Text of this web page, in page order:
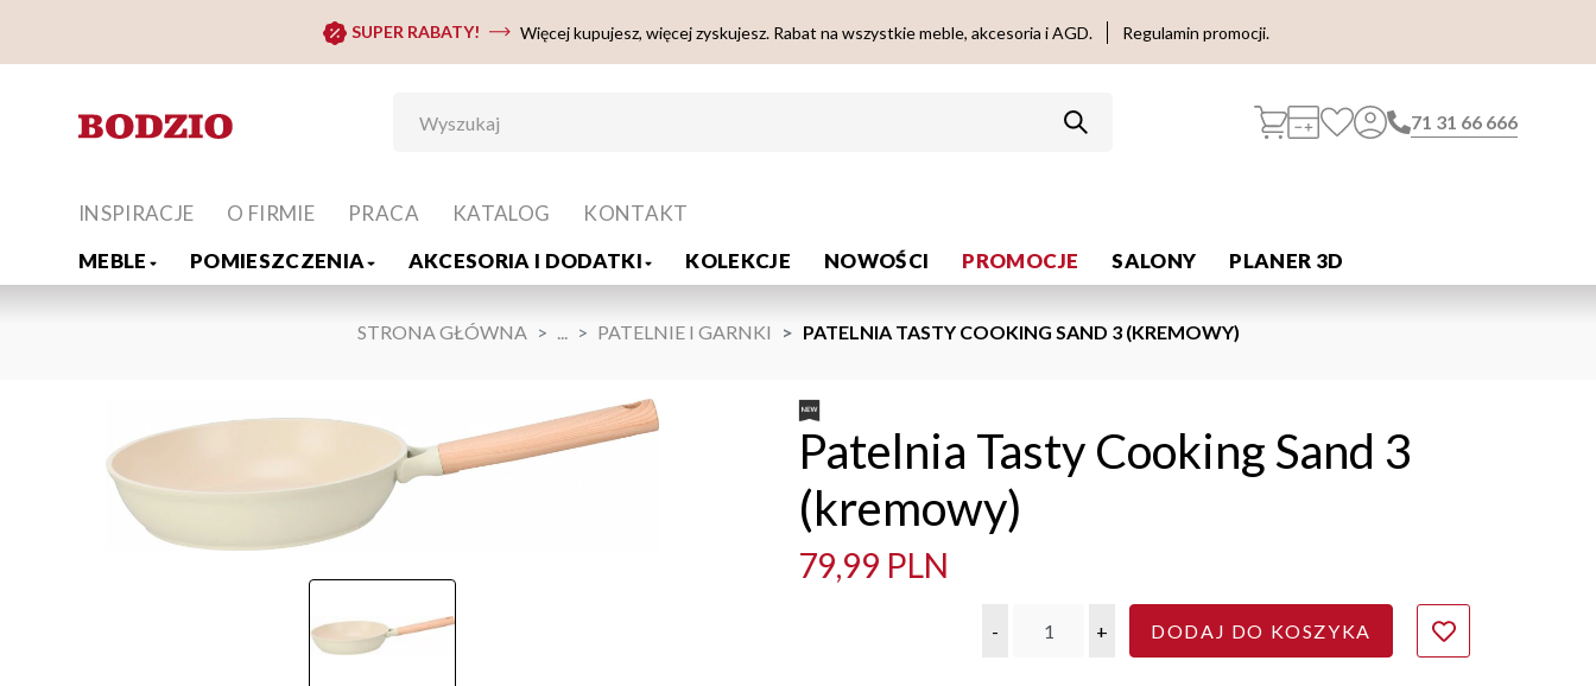
SUPER RABATY! Więcej kupujesz, więcej zyskujesz. Rabat na wszystkie meble, akcesoria i AGD. Regulamin promocji.
71 31 66 666
MEBLE POMIESZCZENIA AKCESORIA I DODATKI KOLEKCJE NOWOŚCI PROMOCJE SALONY PLANER 3D
INSPIRACJE O FIRMIE PRACA KATALOG KONTAKT
STRONA GŁÓWNA ... PATELNIE I GARNKI PATELNIA TASTY COOKING SAND 3 (KREMOWY)
Patelnia Tasty Cooking Sand 3
(kremowy)
79,99 PLN
- + DODAJ DO KOSZYKA